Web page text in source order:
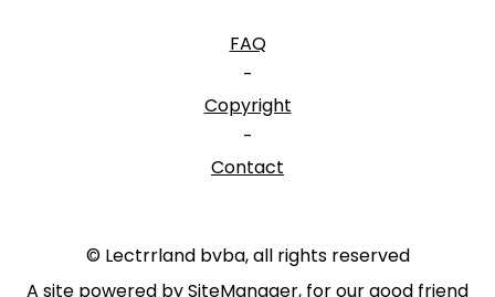
FAQ
-
Copyright
-
Contact
© Lectrrland bvba, all rights reserved
A site powered by SiteManager, for our good friend